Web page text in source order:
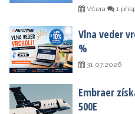
Včera 1
Vlna veder
%
31.07.2026
Embraer
500E